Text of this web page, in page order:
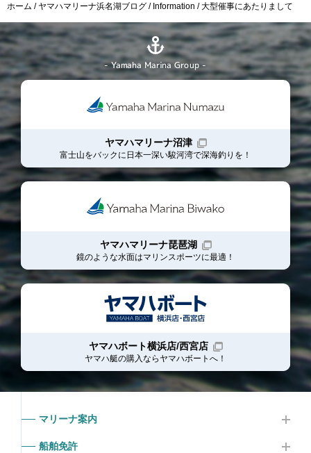
ホーム ヤマハマリーナ浜名湖ブログ Information 大型催事にあたりまして
- Yamaha Marina Group -
ヤマハマリーナ沼津
富士山をバックに日本一深い駿河湾で深海釣りを！
ヤマハマリーナ琵琶湖
鏡のような水面はマリンスポーツに最適！
ヤマハボート横浜店/西宮店
ヤマハ艇の購入ならヤマハボート へ！
マリーナ案内
船舶免許